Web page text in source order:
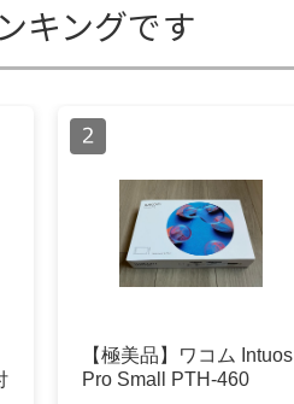
キングです
【極美品】ワコム Intuos
Pro Small PTH-460